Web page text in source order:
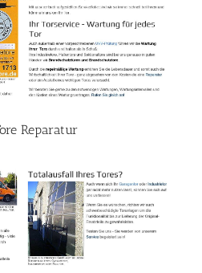
Reparatur